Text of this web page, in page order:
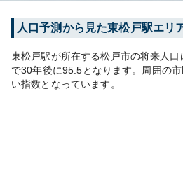
人口予測から見た東松戸駅エリ
東松戸駅が所在する松戸市の将来人口
で30年後に95.5となります。 周囲の
い指数となっています。